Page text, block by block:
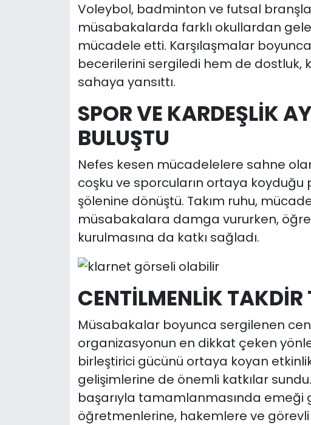
Voleybol, badminton ve futsal
müsabakalarda farklı okullardan
mücadele etti. Karşılaşmalar
becerilerini sergiledi hem de dostluk,
sahaya yansıttı.
SPOR VE KARDEŞLİK
BULUŞTU
Nefes kesen mücadelelere sahne
coşku ve sporcuların ortaya
şölenine dönüştü. Takım ruhu,
müsabakalara damga vururken,
kurulmasına da katkı sağladı.
CENTİLMENLİK TAKDİR
Müsabakalar boyunca sergilenen
organizasyonun en dikkat çeken
birleştirici gücünü ortaya koyan
gelişimlerine de önemli katkılar
başarıyla tamamlanmasında emeği
öğretmenlerine, hakemlere ve